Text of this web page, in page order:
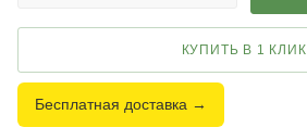
КУПИТЬ В 1 КЛИК
Бесплатная доставка →